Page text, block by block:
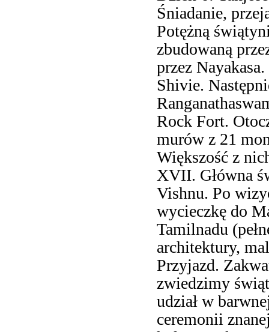
Śniadanie,
Potężną
zbudowaną
przez
Shivie.
Rock Fort.
murów z 21
Większość z
XVII. Główna
Vishnu. Po
wycieczkę do
Tamilnadu
architektury,
Przyjazd.
zwiedzimy
udział w
ceremonii